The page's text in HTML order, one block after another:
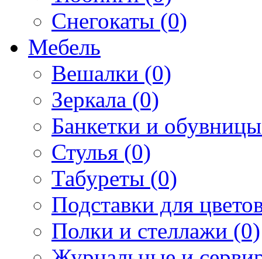
Снегокаты (0)
Мебель
Вешалки (0)
Зеркала (0)
Банкетки и
Стулья (0)
Табуреты (0)
Подставки для
Полки и стеллажи (0)